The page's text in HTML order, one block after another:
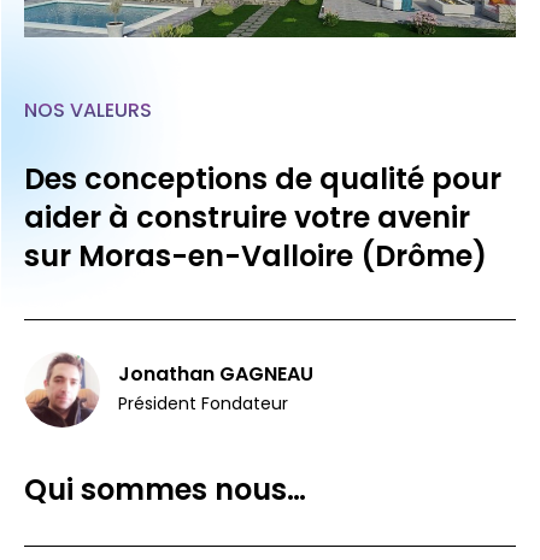
Qui sommes nous…
NOS VALEURS
Des conceptions de qualité pour
aider à construire votre avenir
sur Moras-en-Valloire (Drôme)
Jonathan GAGNEAU
Président Fondateur